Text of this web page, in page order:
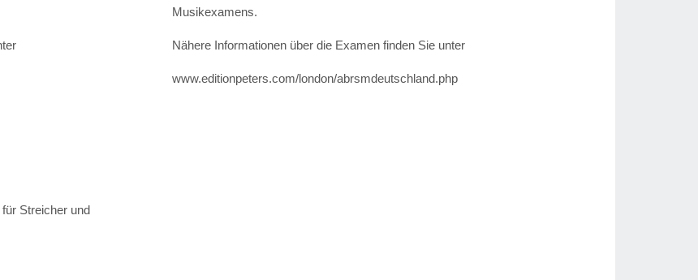
Musikexamens.
Nähere Informationen über die Examen finden Sie unter
www.editionpeters.com/london/abrsmdeutschland.php
Streicher und